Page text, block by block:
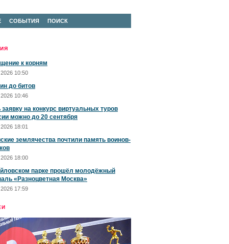
СОБЫТИЯ ПОИСК
к корням
10:50
до битов
10:46
заявку на конкурс виртуальных туров
можно до 20 сентября
18:01
землячества почтили память воинов-
18:00
парке прошёл молодёжный
«Разноцветная Москва»
17:59